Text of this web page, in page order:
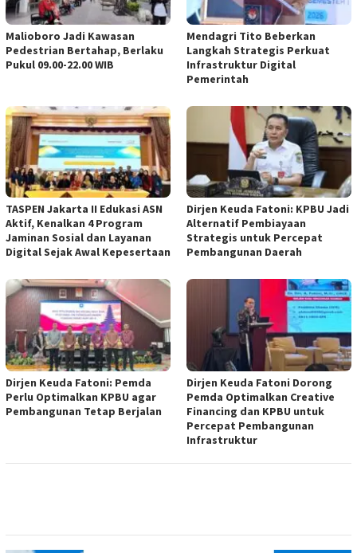
Malioboro Jadi Kawasan
Pedestrian Bertahap, Berlaku
Pukul 09.00-22.00 WIB
Mendagri Tito Beberkan
Langkah Strategis Perkuat
Infrastruktur Digital
Pemerintah
TASPEN Jakarta II Edukasi ASN
Aktif, Kenalkan 4 Program
Jaminan Sosial dan Layanan
Digital Sejak Awal Kepesertaan
Dirjen Keuda Fatoni: KPBU Jadi
Alternatif Pembiayaan
Strategis untuk Percepat
Pembangunan Daerah
Dirjen Keuda Fatoni: Pemda
Perlu Optimalkan KPBU agar
Pembangunan Tetap Berjalan
Dirjen Keuda Fatoni Dorong
Pemda Optimalkan Creative
Financing dan KPBU untuk
Percepat Pembangunan
Infrastruktur